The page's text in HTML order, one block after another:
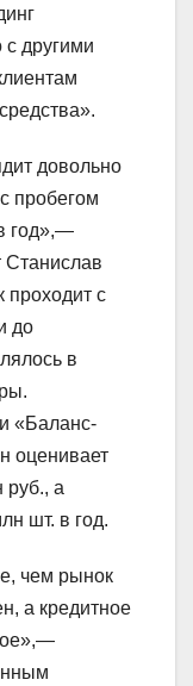
с другими
довольно
пробегом
год»,—
Станислав
с
до
в
«Баланс-
оценивает
руб., а
шт. в год.
чем рынок
а кредитное